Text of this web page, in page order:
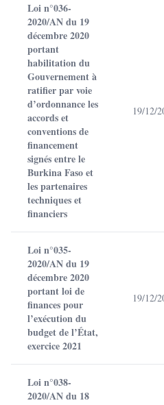
Loi n°036-
2020/AN du 19
décembre 2020
portant
habilitation du
Gouvernement à
ratifier par voie
d’ordonnance les
accords et
conventions de
financement
signés entre le
Burkina Faso et
les partenaires
techniques et
financiers
19/12/
Loi n°035-
2020/AN du 19
décembre 2020
portant loi de
finances pour
l’exécution du
budget de l’État,
exercice 2021
19/12/
Loi n°038-
2020/AN du 18